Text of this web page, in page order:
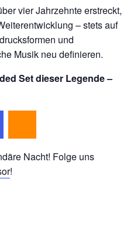
vier Jahrzehnte erstreckt,
– stets auf
und
Musik neu definieren.
Set dieser Legende –
Nacht! Folge uns
!